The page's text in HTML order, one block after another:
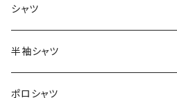
～44/S
46/M
48/L
シャツ
～44/S
46/M
半袖シャツ
～44/S
ポロシャツ